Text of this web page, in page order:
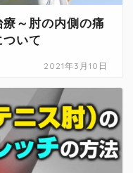
～肘の内側の痛
いて
2021年3月10日